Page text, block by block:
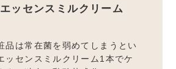
ッセンスミルクリーム
品は常在菌を弱めてしまうとい
ッセンスミルクリーム1本でケ